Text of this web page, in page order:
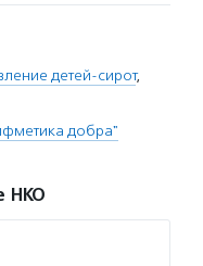
детей-сирот,
добра"
НКО